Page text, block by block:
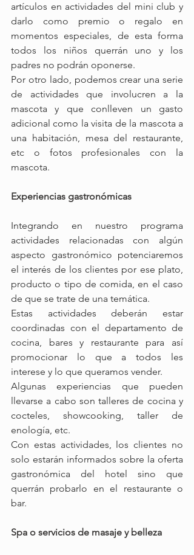
artículos en actividades del mini club y
darlo como premio o regalo en
momentos especiales, de esta forma
todos los niños querrán uno y los
padres no podrán oponerse.
Por otro lado, podemos crear una serie
de actividades que involucren a la
mascota y que conlleven un gasto
adicional como la visita de la mascota a
una habitación, mesa del restaurante,
etc o fotos profesionales con la
mascota.
Experiencias gastronómicas
Integrando en nuestro programa
actividades relacionadas con algún
aspecto gastronómico potenciaremos
el interés de los clientes por ese plato,
producto o tipo de comida, en el caso
de que se trate de una temática.
Estas actividades deberán estar
coordinadas con el departamento de
cocina, bares y restaurante para así
promocionar lo que a todos les
interese y lo que queramos vender.
Algunas experiencias que pueden
llevarse a cabo son talleres de cocina y
cocteles, showcooking, taller de
enología, etc.
Con estas actividades, los clientes no
solo estarán informados sobre la oferta
gastronómica del hotel sino que
querrán probarlo en el restaurante o
bar.
Spa o servicios de masaje y belleza